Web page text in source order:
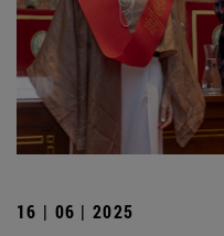
16 | 06 | 2025